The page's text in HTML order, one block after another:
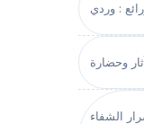
: وردي
وحضارة
الشفاء